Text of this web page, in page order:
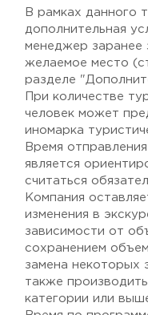
В рамках данного
дополнительная
менеджер заранее
желаемое место
разделе
При количестве
человек может
иномарка
Время
является
считаться
Компания
изменения в
зависимости от
сохранением
замена некоторых
также
категории или